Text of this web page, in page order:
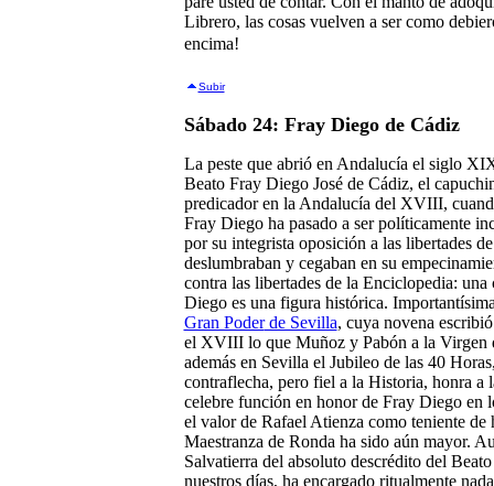
Librero, las cosas vuelven a ser como
encima!
Subir
Sábado 24: Fray Diego de Cádiz
La peste que abrió en Andalucía el siglo
Beato Fray Diego José de Cádiz, el
predicador en la Andalucía del XVIII,
Fray Diego ha pasado a ser políticamente
por su integrista oposición a las libertades
deslumbraban y cegaban en su
contra las libertades de la Enciclopedia:
Diego es una figura histórica.
Gran Poderde Sevilla, cuya novena
el XVIII lo que Muñoz y Pabón a la Virgen
además en Sevilla el Jubileo de las 40
contraflecha, pero fiel a la Historia, honra a
celebre función en honor de Fray Diego en
el valor de Rafael Atienza como teniente de
Maestranza de Ronda ha sido aún mayor.
Salvatierra del absoluto descrédito del
nuestros días, ha encargado ritualmente